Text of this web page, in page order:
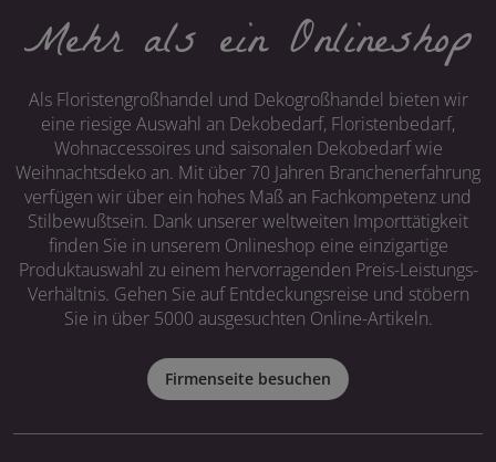
Mehr als ein Onlineshop
Als Floristengroßhandel und Dekogroßhandel bieten wir
eine riesige Auswahl an Dekobedarf, Floristenbedarf,
Wohnaccessoires und saisonalen Dekobedarf wie
Weihnachtsdeko an. Mit über 70 Jahren Branchenerfahrung
verfügen wir über ein hohes Maß an Fachkompetenz und
Stilbewußtsein. Dank unserer weltweiten Importtätigkeit
finden Sie in unserem Onlineshop eine einzigartige
Produktauswahl zu einem hervorragenden Preis-Leistungs-
Verhältnis. Gehen Sie auf Entdeckungsreise und stöbern
Sie in über 5000 ausgesuchten Online-Artikeln.
Firmenseite besuchen